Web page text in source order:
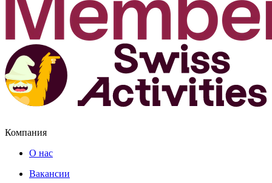
Компания
О нас
Вакансии